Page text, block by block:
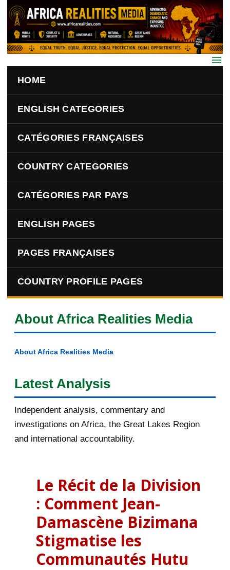
Skip to main content
HOME
ENGLISH CATEGORIES
CATÉGORIES FRANÇAISES
COUNTRY CATEGORIES
CATÉGORIES PAR PAYS
ENGLISH PAGES
PAGES FRANÇAISES
COUNTRY PROFILE PAGES
About Africa Realities Media
About Africa Realities Media
Latest Analysis
Independent analysis, commentary and
investigations on Africa, the Great Lakes Region
and international accountability.
Le Récit de la Division
: Comment Jean-
Damascène Bizimana
Stigmatise les
Communautés Hutu